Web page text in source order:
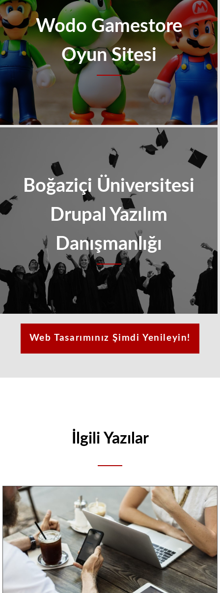
Wodo Gamestore
Oyun Sitesi
Boğaziçi Üniversitesi
Drupal Yazılım
Danışmanlığı
Web Tasarımınız Şimdi Yenileyin!
İlgili Yazılar
Reference
content